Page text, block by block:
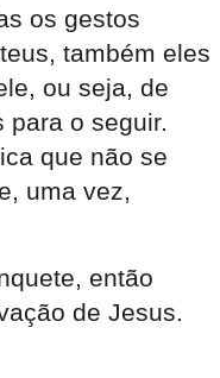
os gestos
também eles
ou seja, de
o seguir.
que não se
uma vez,
então
de Jesus.